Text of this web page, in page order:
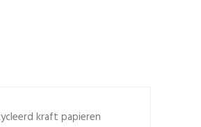
kraft papieren